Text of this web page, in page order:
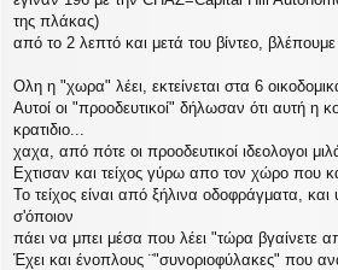
της πλάκας)
από το 2 λεπτό και μετά του βίντεο, βλέπουμε
Ολη η "χωρα" λέει, εκτείνεται στα 6
Αυτοί οι "προοδευτικοί" δήλωσαν ότι αυτή η
κρατιδιο...
χαχα, από πότε οι προοδευτικοί ιδεολογοι
Εχτισαν και τείχος γύρω απο τον χώρο που
Το τείχος είναι από ξήλινα οδοφράγματα,
σ'όποιον
πάει να μπει μέσα που λέει "τώρα βγαίνετε
Έχει και ένοπλους ¨"συνοριοφύλακες" που